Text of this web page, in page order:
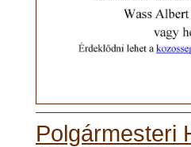
Polgármesteri